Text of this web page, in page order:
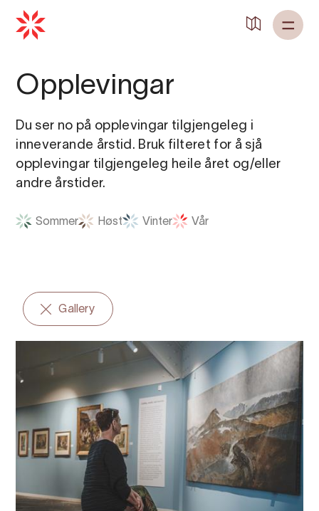
Opplevingar
Du ser no på opplevingar tilgjengeleg i
inneverande årstid. Bruk filteret for å sjå
opplevingar tilgjengeleg heile året og/eller
andre årstider.
Sommer Høst Vinter Vår
Gallery